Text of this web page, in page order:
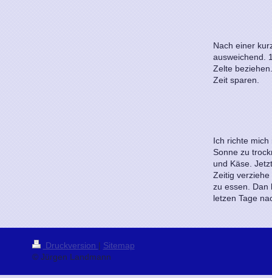
Nach einer
ausweichend.
Zelte
Zeit sparen.
Ich richte
Sonne zu
und Käse.
Zeitig
zu essen. Dan
letzen Tage
Druckversion | Sitemap
© Jürgen Landmann